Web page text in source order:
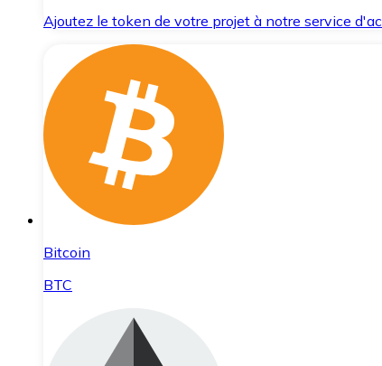
Ajoutez le token de votre projet à notre service
Bitcoin
BTC